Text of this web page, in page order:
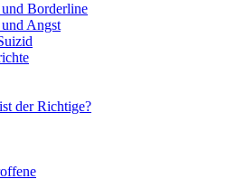
Borderline
Angst
der Richtige?